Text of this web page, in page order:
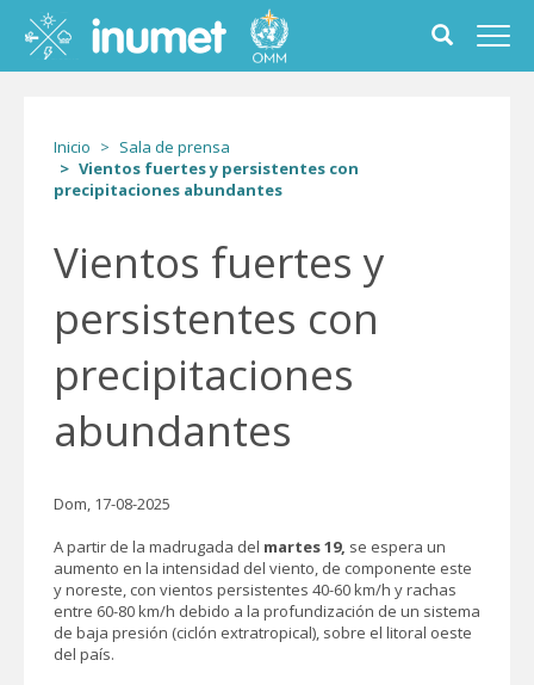
contenido
principal
Toggle
search
form
Inicio
Sala de prensa
Vientos fuertes y persistentes con
precipitaciones abundantes
Vientos fuertes y
persistentes con
precipitaciones
abundantes
Dom, 17-08-2025
A partir de la madrugada del martes 19, se espera un
aumento en la intensidad del viento, de componente este
y noreste, con vientos persistentes 40-60 km/h y rachas
entre 60-80 km/h debido a la profundización de un sistema
de baja presión (ciclón extratropical), sobre el litoral oeste
del país.